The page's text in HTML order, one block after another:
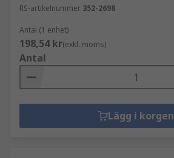
RS-artikelnummer 352-2698
Antal (1 enhet)
198,54 kr(exkl. moms)
Antal
Lägg i korgen